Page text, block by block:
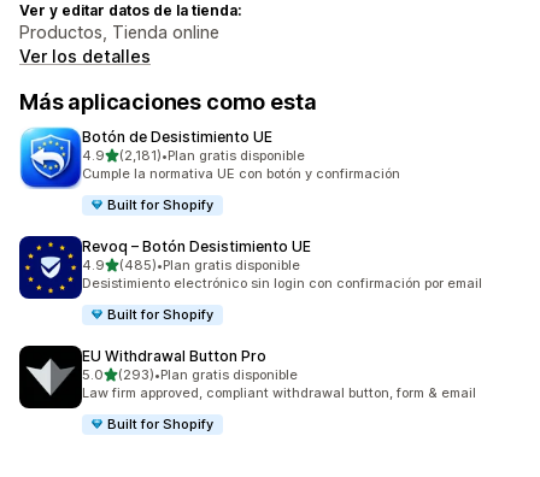
Ver y editar datos de la tienda:
Productos, Tienda online
Ver los detalles
Más aplicaciones como esta
Botón de Desistimiento UE
4.9de 5 estrellas
(2,181)
2181 reseñas en total
•Plan gratis disponible
Cumple la normativa UE con botón y confirmación
Built for Shopify
Revoq – Botón Desistimiento UE
4.9de 5 estrellas
(485)
485 reseñas en total
•Plan gratis disponible
Desistimiento electrónico sin login con confirmación por email
Built for Shopify
EU Withdrawal Button Pro
5.0de 5 estrellas
(293)
293 reseñas en total
•Plan gratis disponible
Law firm approved, compliant withdrawal button, form & email
Built for Shopify